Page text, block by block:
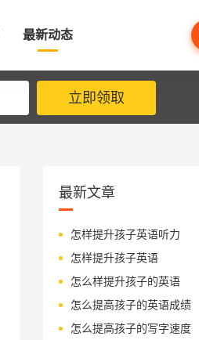
最新动态
立即领取
最新文章
怎样提升孩子英语听力
怎样提升孩子英语
怎么样提升孩子的英语
怎么提高孩子的英语成绩
怎么提高孩子的写字速度